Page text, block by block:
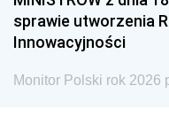
sprawie utworzenia
Innowacyjności
Monitor Polski rok 2026